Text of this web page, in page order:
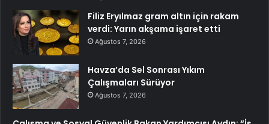
Filiz Eryılmaz gram altın için rakam
verdi: Yarın akşama işaret etti
Ağustos 7, 2026
Havza’da Sel Sonrası Yıkım
Çalışmaları Sürüyor
Ağustos 7, 2026